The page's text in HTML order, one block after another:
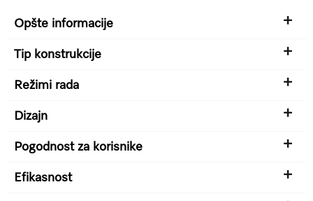
Detalji o proizvodu
Podrška & Servis
Opšte informacije
Tip konstrukcije
Režimi rada
Dizajn
Pogodnost za korisnike
Efikasnost